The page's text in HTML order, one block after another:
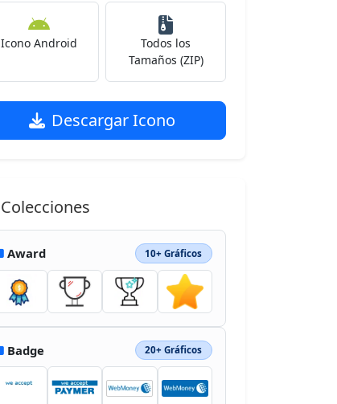
Icono Android
Todos los
Tamaños (ZIP)
Descargar Icono
Colecciones
Award 10+ Gráficos
Badge 20+ Gráficos